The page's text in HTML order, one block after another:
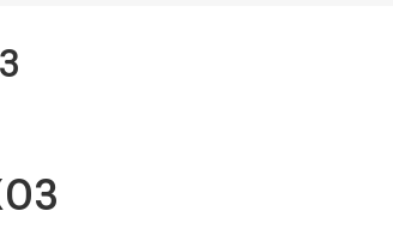
Витамины инъекционные для животных
Гормональные